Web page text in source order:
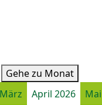
Gehe zu Monat
März
April 2026
Mai